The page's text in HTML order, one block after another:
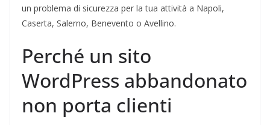
un problema di sicurezza per la tua attività a Napoli,
Caserta, Salerno, Benevento o Avellino.
Perché un sito
WordPress abbandonato
non porta clienti